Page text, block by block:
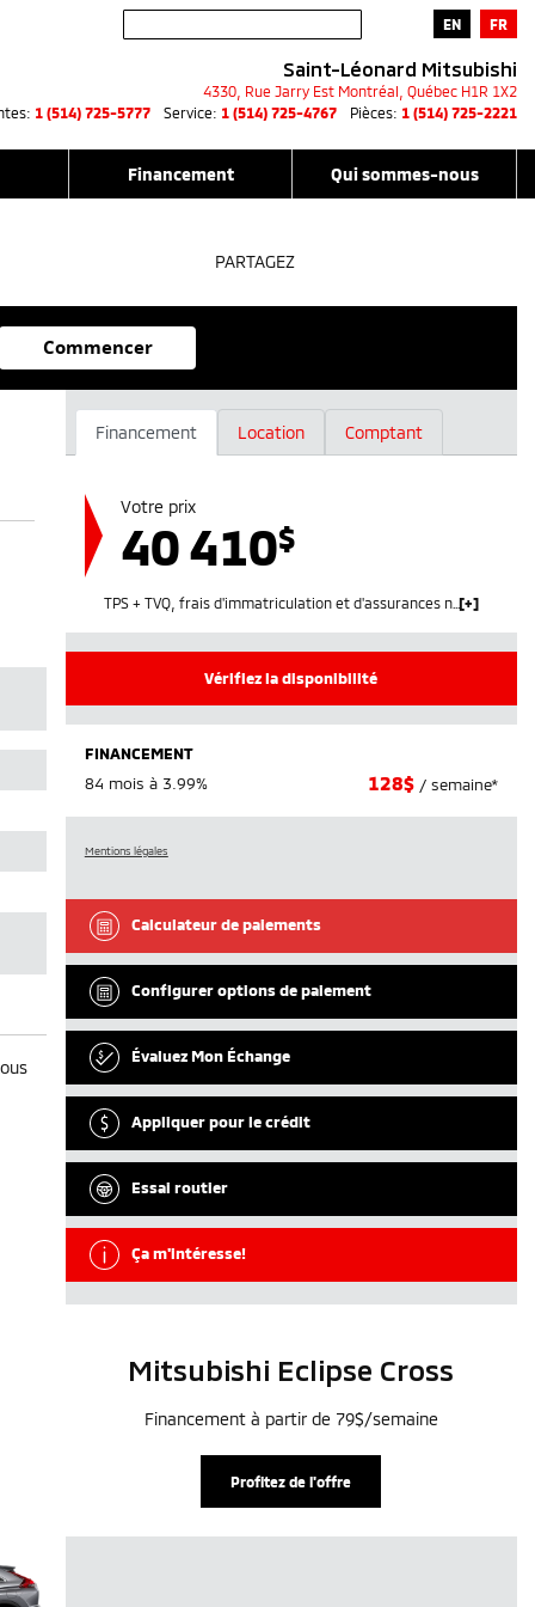
EN FR
Saint-Léonard Mitsubishi
4330, Rue Jarry Est Montréal Québec H1R 1X2
1 (514) 725-5777 Service: 1 (514) 725-4767 Pièces: 1 (514) 725-2221
Financement Qui sommes-nous
PARTAGEZ
Commencer
Financement Location Comptant
Votre prix
40 410$
TPS + TVQ, frais d'immatriculation et d'assurances non inclus.
Vérifiez la disponibilité
FINANCEMENT
84 mois à 3.99%
128$ / semaine*
Mentions légales
Calculateur de paiements
Configurer options de paiement
Évaluez Mon Échange
Appliquer pour le crédit
Essai routier
Ça m'intéresse!
Mitsubishi Eclipse Cross
Financement à partir de 79$/semaine
Profitez de l'offre